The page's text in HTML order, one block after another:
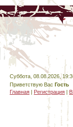
Суббота, 08.08.2026,
Приветствую Вас Гость
Главная | Регистрация |